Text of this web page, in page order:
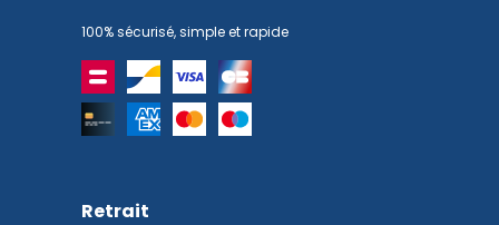
100% sécurisé, simple et rapide
Retrait